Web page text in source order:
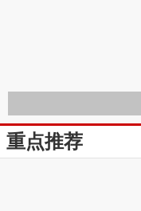
重点推荐